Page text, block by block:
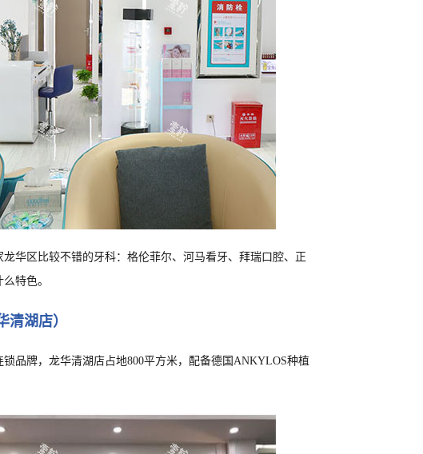
华区比较不错的牙科：格伦菲尔、河马看牙、拜瑞口腔、正
特色。
清湖店）
锁品牌，龙华清湖店占地800平方米，配备德国ANKYLOS种植